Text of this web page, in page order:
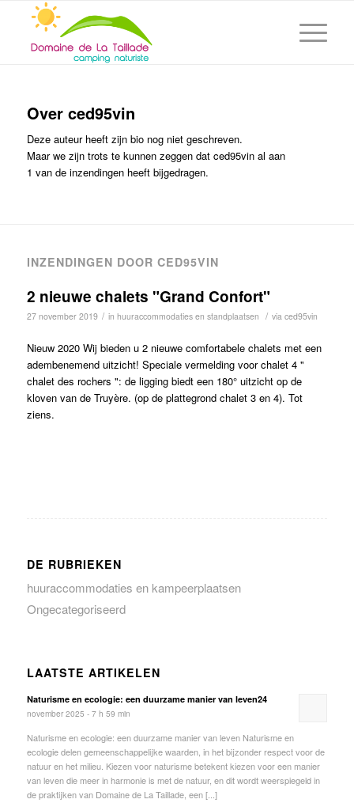
Over ced95vin
Deze auteur heeft zijn bio nog niet geschreven.
Maar we zijn trots te kunnen zeggen dat ced95vinal aan
1 van de inzendingen heeft bijgedragen.
INZENDINGEN DOOR CED95VIN
2 nieuwe chalets "Grand Confort"
27 november 2019 / in huuraccommodaties en standplaatsen / via ced95vin
Nieuw 2020 Wij bieden u 2 nieuwe comfortabele chalets met een
adembenemend uitzicht! Speciale vermelding voor chalet 4 "
chalet des rochers ": de ligging biedt een 180° uitzicht op de
kloven van de Truyère. (op de plattegrond chalet 3 en 4). Tot
ziens.
DE RUBRIEKEN
huuraccommodaties en kampeerplaatsen
Ongecategoriseerd
LAATSTE ARTIKELEN
Naturisme en ecologie: een duurzame manier van leven24
november 2025 - 7 h 59 min
Naturisme en ecologie: een duurzame manier van leven Naturisme en
ecologie delen gemeenschappelijke waarden, in het bijzonder respect voor de
natuur en het milieu. Kiezen voor naturisme betekent kiezen voor een manier
van leven die meer in harmonie is met de natuur, en dit wordt weerspiegeld in
de praktijken van Domaine de La Taillade, een [...]